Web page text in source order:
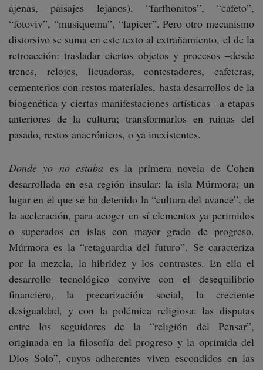
ajenas, paisajes lejanos), “farfhonitos”, “cafeto”,
“fotoviv”, “musiquema”, “lapicer”. Pero otro mecanismo
distorsivo se suma en este texto al extrañamiento, el de la
retroacción: trasladar ciertos objetos y procesos –desde
trenes, relojes, licuadoras, contestadores, cafeteras,
cementerios con restos materiales, hasta desarrollos de la
biogenética y ciertas manifestaciones artísticas– a etapas
anteriores de la cultura; transformarlos en ruinas del
pasado, restos anacrónicos, o ya inexistentes.
Donde yo no estaba es la primera novela de Cohen
desarrollada en esa región insular: la isla Múrmora; un
lugar en el que se ha detenido la “cultura del avance”, de
la aceleración, para acoger en sí elementos ya perimidos
o superados en islas con mayor grado de progreso.
Múrmora es la “retaguardia del futuro”. Se caracteriza
por la mezcla, la hibridez y los contrastes. En ella el
desarrollo tecnológico convive con el desequilibrio
financiero, la precarización social, la creciente
desigualdad, y con la polémica religiosa: las disputas
entre los seguidores de la “religión del Pensar”,
originada en la filosofía del progreso y la oprimida del
Dios Solo”, cuyos adherentes viven escondidos en las